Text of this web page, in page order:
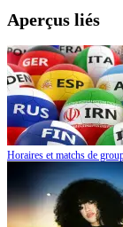
Aperçus liés
Horaires et matchs de